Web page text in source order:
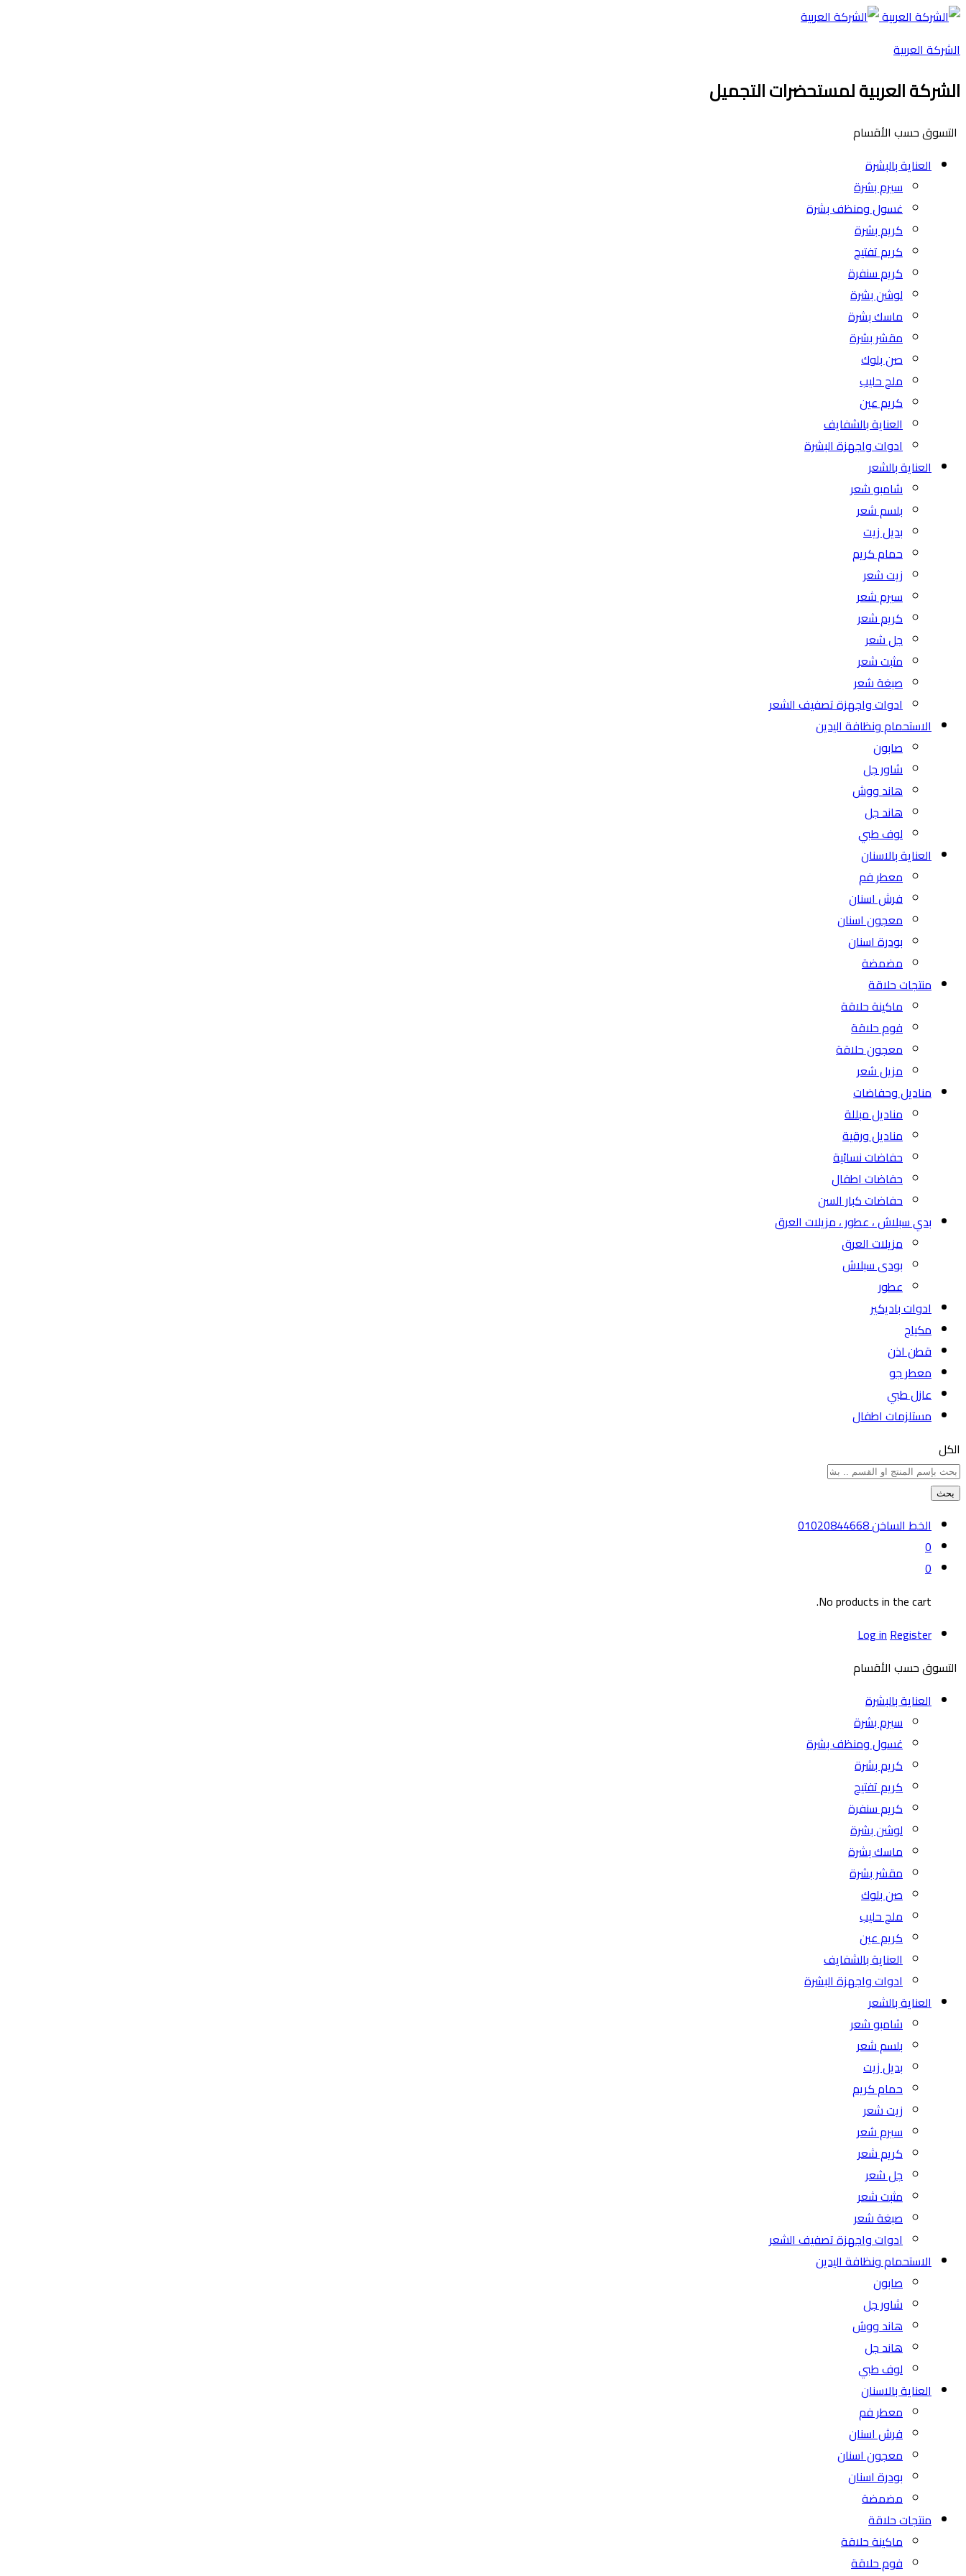
الشركة العربية
الشركة العربية لمستحضرات التجميل
التسوق حسب الأقسام
العناية بالبشرة
سيرم بشرة
غسول ومنظف بشرة
كريم بشرة
كريم تفتيح
كريم سنفرة
لوشن بشرة
ماسك بشرة
مقشر بشرة
صن بلوك
ملح حليب
كريم عين
العناية بالشفايف
ادوات واجهزة البشرة
العناية بالشعر
شامبو شعر
بلسم شعر
بديل زيت
حمام كريم
زيت شعر
سيرم شعر
كريم شعر
جل شعر
مثبت شعر
صبغة شعر
ادوات واجهزة تصفيف الشعر
الاستحمام ونظافة اليدين
صابون
شاور جل
هاند ووش
هاند جل
لوف طبي
العناية بالاسنان
معطر فم
فرش اسنان
معجون اسنان
بودرة اسنان
مضمضة
منتجات حلاقة
ماكينة حلاقة
فوم حلاقة
معجون حلاقة
مزيل شعر
مناديل وحفاضات
مناديل مبللة
مناديل ورقية
حفاضات نسائية
حفاضات اطفال
حفاضات كبار السن
بدي سبلاش ، عطور ، مزيلات العرق
مزيلات العرق
بودى سبلاش
عطور
ادوات باديكير
مكياج
قطن اذن
معطر جو
عازل طبي
مستلزمات اطفال
الكل
بحث
الخط الساخن01020844668
0
0
No products in the cart.
Log inRegister
التسوق حسب الأقسام
العناية بالبشرة
سيرم بشرة
غسول ومنظف بشرة
كريم بشرة
كريم تفتيح
كريم سنفرة
لوشن بشرة
ماسك بشرة
مقشر بشرة
صن بلوك
ملح حليب
كريم عين
العناية بالشفايف
ادوات واجهزة البشرة
العناية بالشعر
شامبو شعر
بلسم شعر
بديل زيت
حمام كريم
زيت شعر
سيرم شعر
كريم شعر
جل شعر
مثبت شعر
صبغة شعر
ادوات واجهزة تصفيف الشعر
الاستحمام ونظافة اليدين
صابون
شاور جل
هاند ووش
هاند جل
لوف طبي
العناية بالاسنان
معطر فم
فرش اسنان
معجون اسنان
بودرة اسنان
مضمضة
منتجات حلاقة
ماكينة حلاقة
فوم حلاقة